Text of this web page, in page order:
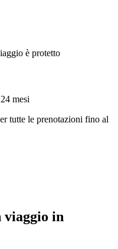
è protetto
mesi
tutte le prenotazioni fino al
viaggio in